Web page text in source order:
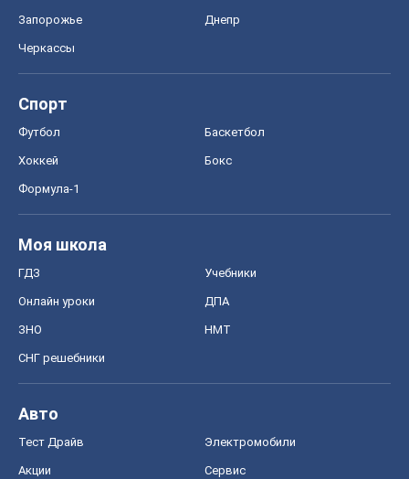
Запорожье Днепр
Черкассы
Спорт
Футбол Баскетбол
Хоккей Бокс
Формула-1
Моя школа
ГДЗ Учебники
Онлайн уроки ДПА
ЗНО НМТ
СНГ решебники
Авто
Тест Драйв Электромобили
Акции Сервис